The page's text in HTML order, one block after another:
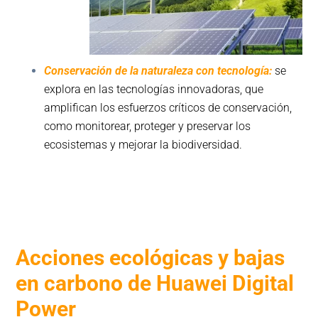
Conservación de la naturaleza con tecnología: se
explora en las tecnologías innovadoras, que
amplifican los esfuerzos críticos de conservación,
como monitorear, proteger y preservar los
ecosistemas y mejorar la biodiversidad.
Acciones ecológicas y bajas
en carbono de Huawei Digital
Power